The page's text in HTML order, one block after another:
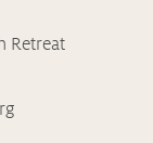
Retreat